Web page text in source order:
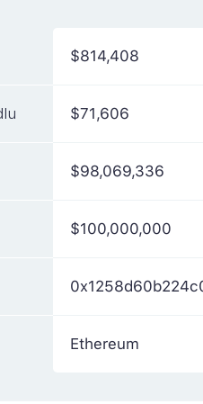
$814,408
$71,606
$98,069,336
$100,000,000
Ethereum